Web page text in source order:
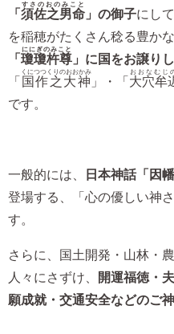
「 須佐之男命
すさのおのみこと
」の御子にして
を稲穂がたくさん稔る豊か
「 瓊瓊杵尊
ににぎのみこと
」に国をお譲り
「 国作之大神
くにつつくりのおおかみ
」・「 大穴牟
おおなむじ
です。
一般的には、 日本神話「因
登場する、「心の優しい神
す。
さらに、国土開発・山林・
人々にさずけ、
開運福徳・
願成就・交通安全などのご